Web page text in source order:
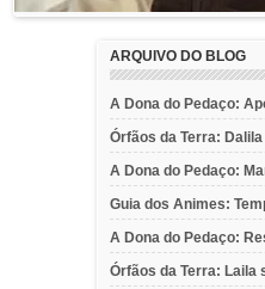
ARQUIVO DO BLOG
A Dona do Pedaço:
Órfãos da Terra:
A Dona do Pedaço:
Guia dos Animes:
A Dona do Pedaço:
Órfãos da Terra: Laila